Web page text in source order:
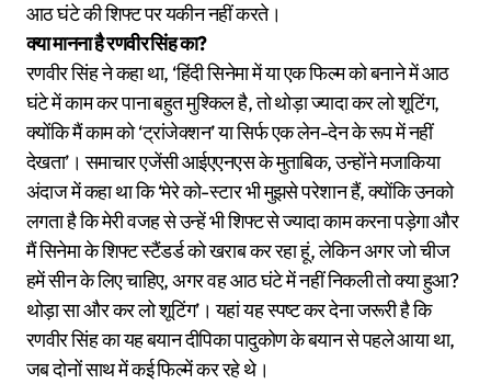
आठ घंटे की शिफ्ट पर यकीन नहीं करते।
क्या मानना है रणवीर सिंह का?
रणवीर सिंह ने कहा था, ‘हिंदी सिनेमा में या एक फिल्म को बनाने में आठ
घंटे में काम कर पाना बहुत मुश्किल है, तो थोड़ा ज्यादा कर लो शूटिंग,
क्योंकि मैं काम को ‘ट्रांजेक्शन’ या सिर्फ एक लेन-देन के रूप में नहीं
देखता’। समाचार एजेंसी आईएएनएस के मुताबिक, उन्होंने मजाकिया
अंदाज में कहा था कि ‘मेरे को-स्टार भी मुझसे परेशान हैं, क्योंकि उनको
लगता है कि मेरी वजह से उन्हें भी शिफ्ट से ज्यादा काम करना पड़ेगा और
मैं सिनेमा के शिफ्ट स्टैंडर्ड को खराब कर रहा हूं, लेकिन अगर जो चीज
हमें सीन के लिए चाहिए, अगर वह आठ घंटे में नहीं निकली तो क्या हुआ?
थोड़ा सा और कर लो शूटिंग’। यहां यह स्पष्ट कर देना जरूरी है कि
रणवीर सिंह का यह बयान दीपिका पादुकोण के बयान से पहले आया था,
जब दोनों साथ में कई फिल्में कर रहे थे।